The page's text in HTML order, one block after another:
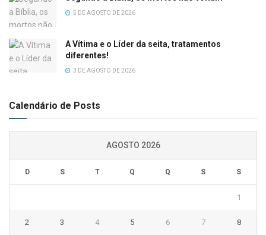
5 DE AGOSTO DE 2026
A Vítima e o Líder da seita, tratamentos
diferentes!
3 DE AGOSTO DE 2026
Calendário de Posts
AGOSTO 2026
D S T Q Q S S
1
2 3 4 5 6 7 8